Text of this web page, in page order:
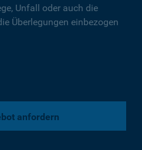
Unfall oder auch die
Überlegungen einbezogen
anfordern